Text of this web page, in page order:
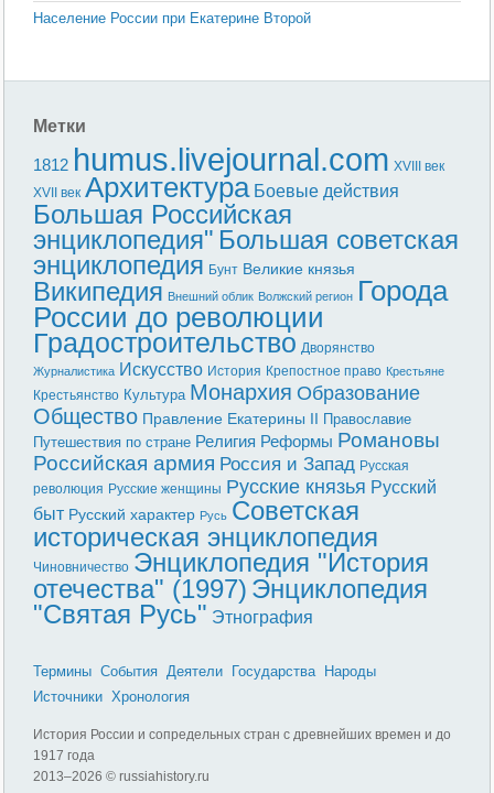
Население России при Екатерине Второй
Метки
1812 humus.livejournal.com XVIII век
XVII век Архитектура Боевые действия
Большая Российская
энциклопедия" Большая советская
энциклопедия Бунт Великие князья
Википедия Внешний облик Волжский регион Города
России до революции
Градостроительство Дворянство
Журналистика Искусство История Крепостное право Крестьяне
Крестьянство Культура Монархия Образование
Общество Правление Екатерины II Православие
Путешествия по стране Религия Реформы Романовы
Российская армия Россия и Запад Русская
революция Русские женщины Русские князья Русский
быт Русский характер Русь Советская
историческая энциклопедия
Чиновничество Энциклопедия "История
отечества" (1997) Энциклопедия
"Святая Русь" Этнография
Термины События Деятели Государства
Народы
Источники Хронология
История России и сопредельных стран с древнейших времен и до
1917 года
2013–2026 © russiahistory.ru